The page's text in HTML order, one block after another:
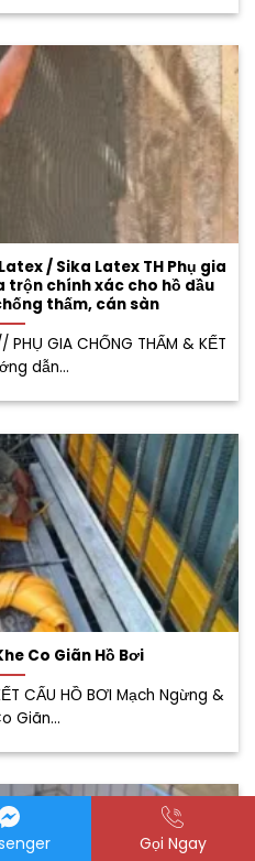
/ Sika Latex TH Phụ gia
trộn chính xác cho hồ dầu
thấm, cán sàn
PHỤ GIA CHỐNG THẤM & KẾT
dẫn...
Co Giãn Hồ Bơi
CẤU HỒ BƠI Mạch Ngừng &
Giãn...
Gọi Ngay